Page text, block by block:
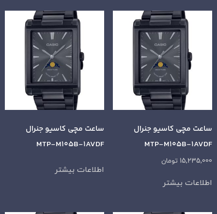
ساعت مچی کاسیو جنرال
MTP-M105B-1AVDF
15,235,000 تومان
اطلاعات بیشتر
ساعت مچی کاسیو جنرال
MTP-M105B-1AVDF
اطلاعات بیشتر